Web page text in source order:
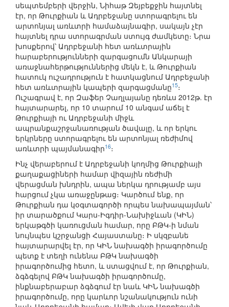
սեպտեմբերի վերջին, Նիհաթ Զեյբեքջին հայտնել
էր, որ Թուրքիան և Ադրբեջանը ստորագրելու են
արտոնյալ առևտրի համաձայնագիր, սակայն չէր
հայտնել դրա ստորագրման ստույգ ժամկետը։ Նրա
խոսքերով՝ Ադրբեջանի հետ առևտրային
հարաբերությունների զարգացումն Անկարայի
առաջնահերթություններից մեկն է, և Թուրքիան
հատուկ ուշադրություն է հատկացնում Ադրբեջանի
հետ առևտրային կապերի զարգացմանը15։
Ուշագրավ է, որ Զաֆեր Չաղլայանը դեռևս 2012թ. էր
հայտարարել, որ 10 տարում 10 անգամ աճել է
Թուրքիայի ու Ադրբեջանի միջև
ապրանքաշրջանառության ծավալը, և որ երկու
երկրները ստորագրելու են արտոնյալ ռեժիմով
առևտրի պայմանագիր16։
Ինչ վերաբերում է Ադրբեջանի կողմից Թուրքիայի
քաղաքացիների համար վիզային ռեժիմի
վերացման խնդրին, ապա ներկա դրությամբ այս
հարցում չկա առաջընթաց։ Կարծում ենք, որ
Թուրքիան դա կօգտագործի որպես նախապայման՝
իր տարածքում Կարս-Իգդիր-Նախիջևան (ԿԻՆ)
երկաթգծի կառուցման համար, որը ԲԹԿ-ի նման
նույնպես կշրջանցի Հայաստանը։ Ի սկզբանե
հայտարարվել էր, որ ԿԻՆ նախագծի իրագործումը
պետք է տեղի ունենա ԲԹԿ նախագծի
իրագործումից հետո, և ստացվում է, որ Թուրքիան,
ձգձգելով ԲԹԿ նախագծի իրագործումը,
ինքնաբերաբար ձգձգում էր նաև ԿԻՆ նախագծի
իրագործումը, որը կարևոր նշանակություն ունի